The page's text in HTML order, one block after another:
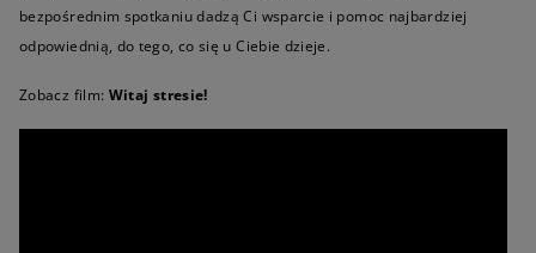
bezpośrednim spotkaniu dadzą Ci wsparcie i pomoc najbardziej
odpowiednią, do tego, co się u Ciebie dzieje.
Zobacz film: Witaj stresie!